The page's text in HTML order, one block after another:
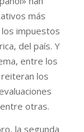
más
impuestos
del país. Y
entre los
los
entre otras.
la segunda